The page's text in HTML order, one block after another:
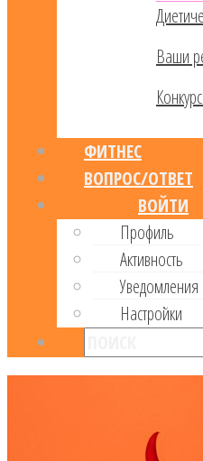
Ваши
ФИТНЕС
ВОПРОС/ОТВЕТ
ВОЙТИ
Профиль
Активность
Уведомления
Настройки